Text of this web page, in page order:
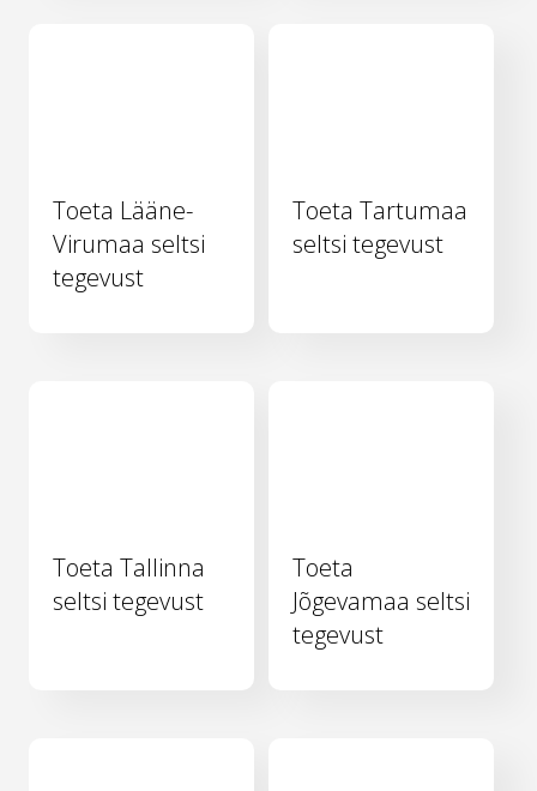
Toeta Lääne-
Virumaa seltsi
tegevust
Toeta Tartumaa
seltsi tegevust
Toeta Tallinna
seltsi tegevust
Toeta
Jõgevamaa seltsi
tegevust